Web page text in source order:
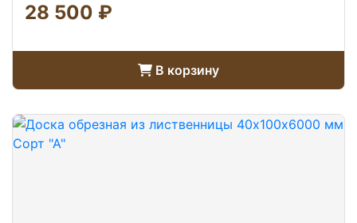
28 500 ₽
В корзину